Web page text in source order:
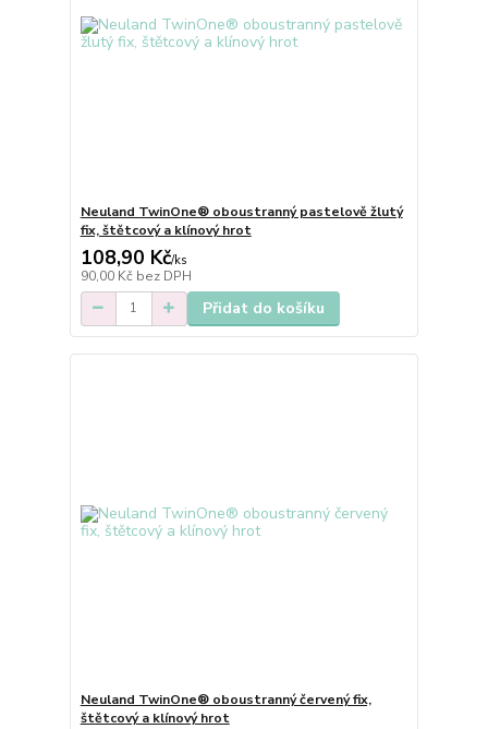
Neuland TwinOne® oboustranný pastelově žlutý
fix, štětcový a klínový hrot
108,90 Kč/ks
90,00 Kč bez DPH
Přidat do košíku
Neuland TwinOne® oboustranný červený fix,
štětcový a klínový hrot